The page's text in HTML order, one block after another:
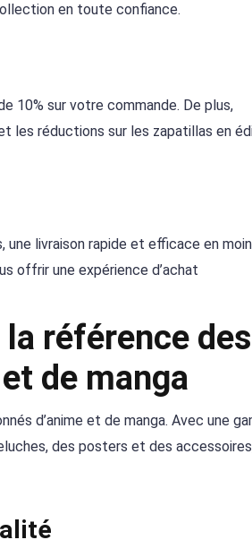
en toute confiance.
10% sur votre commande. De plus,
les réductions sur les zapatillas en
livraison rapide et efficace en
offrir une expérience d’achat
référence des
de manga
d’anime et de manga. Avec une
des posters et des